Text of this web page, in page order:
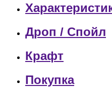
Дроп / Спойл
Крафт
Покупка